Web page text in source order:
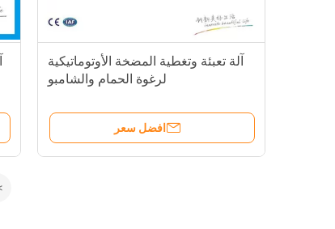
آلة تعبئة وتغطية المضخة الأوتوماتيكية
لرغوة الحمام والشامبو
افضل سعر